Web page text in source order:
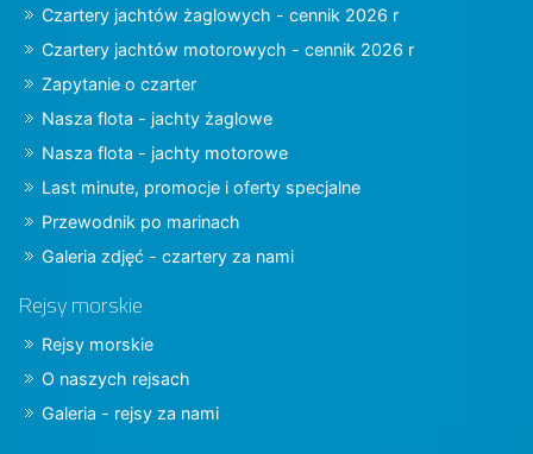
Czartery jachtów żaglowych - cennik 2026 r
Czartery jachtów motorowych - cennik 2026 r
Zapytanie o czarter
Nasza flota - jachty żaglowe
Nasza flota - jachty motorowe
Last minute, promocje i oferty specjalne
Przewodnik po marinach
Galeria zdjęć - czartery za nami
Rejsy morskie
Rejsy morskie
O naszych rejsach
Galeria - rejsy za nami